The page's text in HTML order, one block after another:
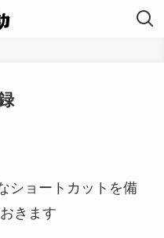
ショートカットを備
きます